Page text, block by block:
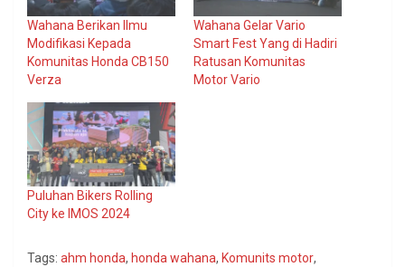
Wahana Berikan Ilmu
Modifikasi Kepada
Komunitas Honda CB150
Verza
Wahana Gelar Vario
Smart Fest Yang di Hadiri
Ratusan Komunitas
Motor Vario
Puluhan Bikers Rolling
City ke IMOS 2024
Tags: ahm honda, honda wahana, Komunits motor,